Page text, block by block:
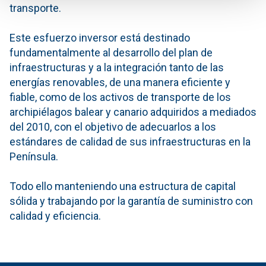
transporte.
Este esfuerzo inversor está destinado
fundamentalmente al desarrollo del plan de
infraestructuras y a la integración tanto de las
energías renovables, de una manera eficiente y
fiable, como de los activos de transporte de los
archipiélagos balear y canario adquiridos a mediados
del 2010, con el objetivo de adecuarlos a los
estándares de calidad de sus infraestructuras en la
Península.
Todo ello manteniendo una estructura de capital
sólida y trabajando por la garantía de suministro con
calidad y eficiencia.